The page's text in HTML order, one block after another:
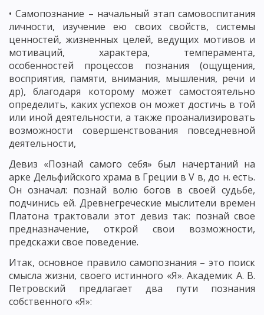
• Самопознание – начальный этап самовоспитания
личности, изучение ею своих свойств, системы
ценностей, жизненных целей, ведущих мотивов и
мотиваций, характера, темперамента,
особенностей процессов познания (ощущения,
восприятия, памяти, внимания, мышления, речи и
др), благодаря которому может самостоятельно
определить, каких успехов он может достичь в той
или иной деятельности, а также проанализировать
возможности совершенствования повседневной
деятельности,
Девиз «Познай самого себя» был начертаний на
арке Дельфийского храма в Греции в V в, до н. есть.
Он означал: познай волю богов в своей судьбе,
подчинись ей. Древнегреческие мыслители времен
Платона трактовали этот девиз так: познай свое
предназначение, открой свои возможности,
предскажи свое поведение.
Итак, основное правило самопознания – это поиск
смысла жизни, своего истинного «Я». Академик А. В.
Петровский предлагает два пути познания
собственного «Я»: